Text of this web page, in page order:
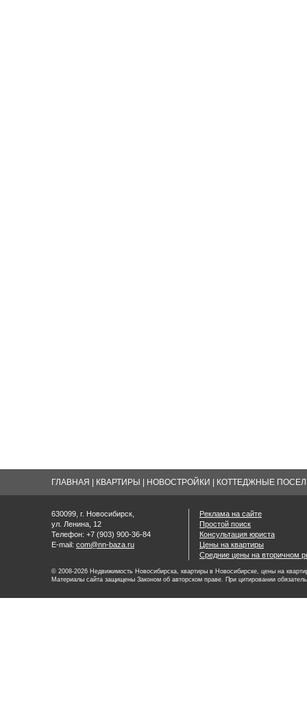
ГЛАВНАЯ КВАРТИРЫ НОВОСТРОЙКИ КОТТЕДЖНЫЕ
630099, г. Новосибирск,
ул. Ленина, 12
Телефон: +7 (903) 900-36-84
E-mail: com@nn-baza.ru
Реклама на сайте
Простой поиск
Консультация юриста
Цены на квартиры
Средние цены на вторичном
© 2008-2026 Недвижимость Новосибирска, квартиры в Новосибирске, цены на
Материалы сайта защищены Законом об авторском праве. При цитировании